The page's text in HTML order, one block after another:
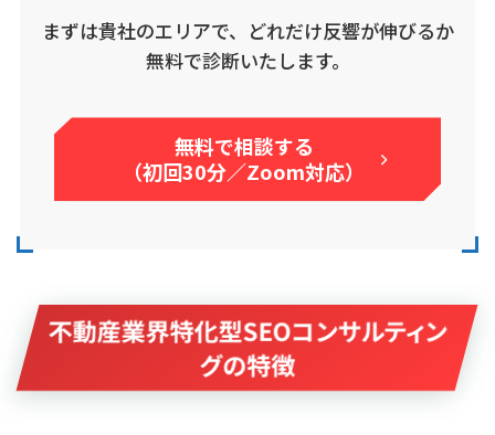
まずは貴社のエリアで、どれだけ反響が伸びるか
無料で診断いたします。
無料で相談する
（初回30分／Zoom対応）
不動産業界特化型SEOコンサルティン
グの特徴